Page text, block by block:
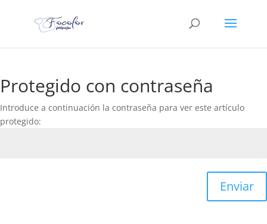
Protegido con contraseña
Introduce a continuación la contraseña para ver este artículo
protegido:
Enviar